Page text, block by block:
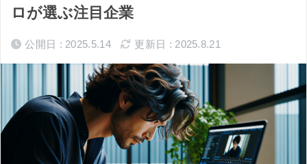
ロが選ぶ注目企業
公開日 : 2025.5.14 更新日 : 2025.8.21